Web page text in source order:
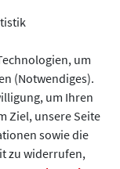
um
(Notwendiges).
um Ihren
Ziel, unsere Seite
sowie die
zu widerrufen,
(AGB)